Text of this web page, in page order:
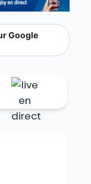
Google